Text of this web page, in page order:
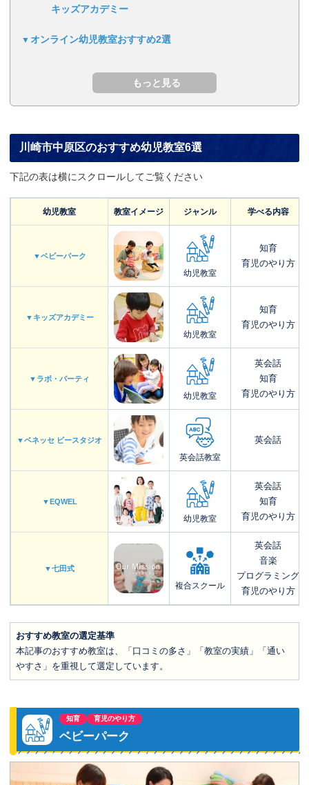
キッズアカデミー
オンライン幼児教室おすすめ2選
川崎市中原区のおすすめ幼児教室6選
下記の表は横にスクロールしてご覧ください
幼児教室 教室イメージ ジャンル 学べる内容
▼ベビーパーク
幼児教室
知育
育児のやり方
▼キッズアカデミー
幼児教室
知育
育児のやり方
▼ラボ・パーティ
幼児教室
英会話
知育
育児のやり方
▼ベネッセ ビースタジオ
英会話教室
英会話
▼EQWEL
幼児教室
英会話
知育
育児のやり方
▼七田式
複合スクール
英会話
音楽
プログラミング
育児のやり方
おすすめ教室の選定基準
本記事のおすすめ教室は、「口コミの多さ」「教室の実績」「通い
やすさ」を重視して選定しています。
知育 育児のやり方
ベビーパーク